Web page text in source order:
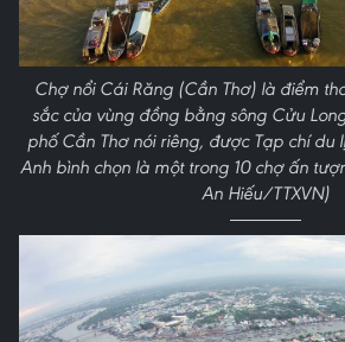
Chợ nổi Cái Răng (Cần Thơ) là điểm
sắc của vùng đồng bằng sông Cửu
phố Cần Thơ nói riêng, được Tạp chí du
Anh bình chọn là một trong 10 chợ ấn
An Hiếu/TTXVN)